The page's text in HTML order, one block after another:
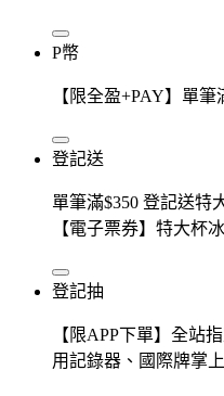
P幣
【限全盈+PAY】單筆
登記送
單筆滿$350 登記送特
【電子票券】特大杯
登記抽
【限APP下單】全站
用記錄器、國際牌掌